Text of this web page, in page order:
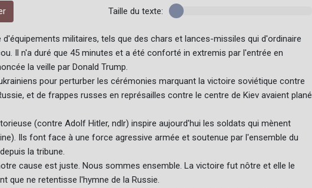
Taille du texte:
militaires, tels que des chars et lances-missiles qui d'ordinaire
Il n'a duré que 45 minutes et a été conforté in extremis par l'entrée en
la veille par Donald Trump.
pour perturber les cérémonies marquant la victoire soviétique contre
et de frappes russes en représailles contre le centre de Kiev avaient plané
(contre Adolf Hitler, ndlr) inspire aujourd'hui les soldats qui mènent
Ils font face à une force agressive armée et soutenue par l'ensemble du
la tribune.
cause est juste. Nous sommes ensemble. La victoire fut nôtre et elle le
que ne retentisse l'hymne de la Russie.